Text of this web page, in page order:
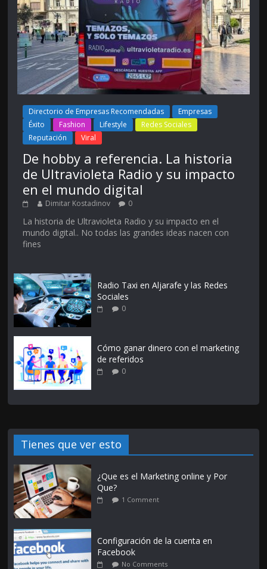
Directorio de Empresas Recomendadas
Empresas
Éxito
Fashion Lifestyle
Redes Sociales
Reputación
Viral
De hobby a referencia. La historia
de Ultravioleta Radio y su impacto
en el mundo digital
Dimitar Kostadinov 0
La historia de Ultravioleta Radio y su impacto en el
mundo digital.. No todas las grandes ideas nacen con
fines
Radio Taxi en Aljarafe y las Redes
Sociales
0
Cómo ganar dinero con el marketing
de referidos
0
Tienes que ver esto
¿Que es el Marketing online y Por
Que?
1 Comment
Configuración de la cuenta en
Facebook
No Comments